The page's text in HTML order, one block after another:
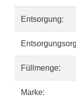
Entsorgung:
Füllmenge:
Marke: